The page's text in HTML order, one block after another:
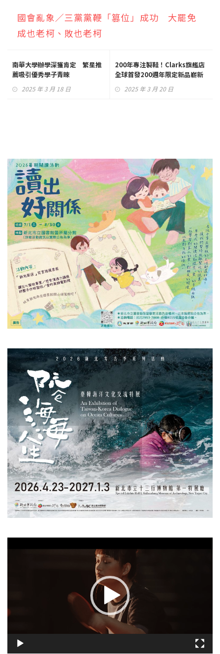
國會亂象／三黨黨鞭「篡位」成功 大罷免
成也老柯、敗也老柯
南華大學辦學深獲肯定 繁星推
薦吸引優秀學子青睞
2025 年 3 月 18 日
200年專注製鞋！Clarks旗艦店
全球首發200週年限定新品嶄新
2025 年 3 月 20 日